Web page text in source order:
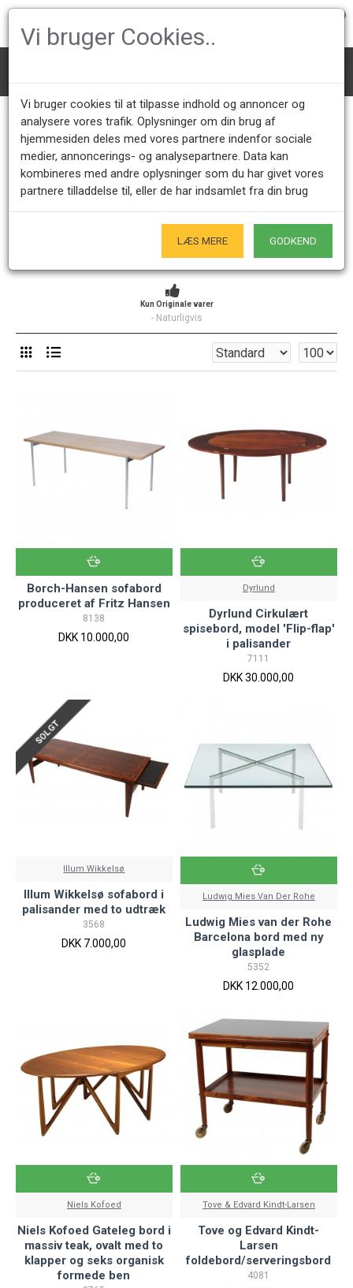
Andre borde
Her finder du vores udvalg af diverse borde, alt fra skriveborde
til syborde i mange forskellige varianter og fra forskellige
designere og producenter.
Åbningstider showroom
Kun på forudgående aftale - Hverdage
Kun Originale varer
- Naturligvis
Borch-Hansen sofabord
produceret af Fritz Hansen
8138
DKK 10.000,00
Dyrlund
Dyrlund Cirkulært
spisebord, model 'Flip-flap'
i palisander
7111
DKK 30.000,00
SOLGT
Illum Wikkelsø
Illum Wikkelsø sofabord i
palisander med to udtræk
3568
DKK 7.000,00
Ludwig Mies Van Der Rohe
Ludwig Mies van der Rohe
Barcelona bord med ny
glasplade
5352
DKK 12.000,00
Niels Kofoed
Niels Kofoed Gateleg bord i
massiv teak, ovalt med to
klapper og seks organisk
formede ben
Tove & Edvard Kindt-Larsen
Tove og Edvard Kindt-
Larsen
foldebord/serveringsbord
4081
Vi bruger Cookies..
Vi bruger cookies til at tilpasse indhold og annoncer og
analysere vores trafik. Oplysninger om din brug af
hjemmesiden deles med vores partnere indenfor sociale
medier, annoncerings- og analysepartnere. Data kan
kombineres med andre oplysninger som du har givet vores
partnere tilladdelse til, eller de har indsamlet fra din brug
LÆS MERE GODKEND